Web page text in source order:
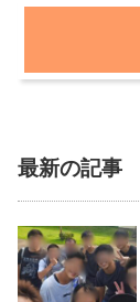
最新の記事